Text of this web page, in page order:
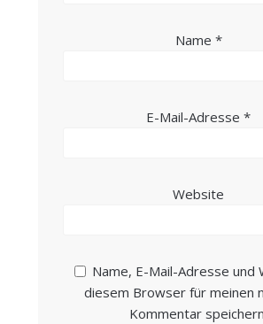
Name *
E-Mail-Adresse *
Website
Name, E-Mail-Adresse und
diesem Browser für meinen
Kommentar